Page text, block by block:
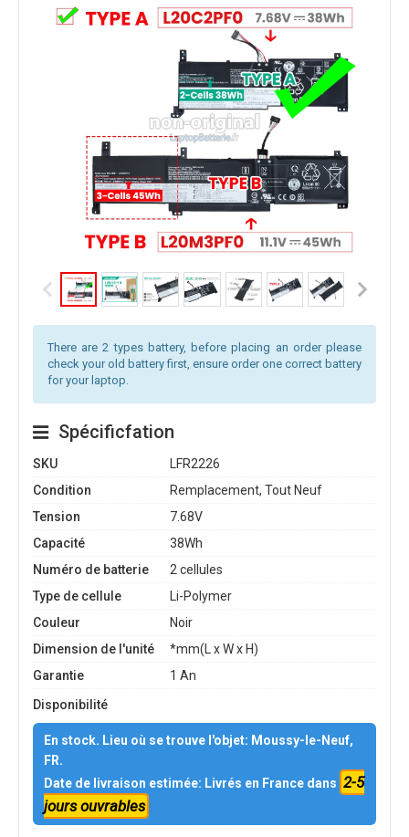
There are 2 types battery, before placing an order please
check your old battery first, ensure order one correct battery
for your laptop.
Spécificfation
SKU
LFR2226
Condition
Remplacement, Tout Neuf
Tension
7.68V
Capacité
38Wh
Numéro de batterie
2 cellules
Type de cellule
Li-Polymer
Couleur
Noir
Dimension de l'unité
*mm(L x W x H)
Garantie
1 An
Disponibilité
En stock. Lieu où se trouve l'objet: Moussy-le-Neuf,
FR.
Date de livraison estimée: Livrés en France dans 2-5
jours ouvrables